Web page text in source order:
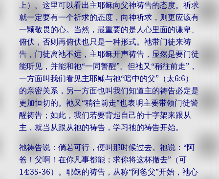
上）。这里可以看出主耶稣向父神祷告的态度。祈求
就一定要有一个祈求的态度，向神祈求，则更应该有
一颗敬畏的心。当然，最重要的是人心里面的谦卑、
俯伏，否则再俯伏也只是一种形式。祂带门徒来祷
告，门徒离祂不远，主耶稣开声祷告，显然是要门徒
能听见，并能和祂“一同警醒”。但祂又“稍往前走”，
一方面叫我们看见主耶稣与祂“暗中的父”（太6:6）
的亲密关系，另一方面也叫我们知道主的祷告必定是
更加恒切的。祂又“稍往前走”也表明主要带领门徒警
醒祷告；如此，我们若要背起自己的十字架来跟从
主，就当从跟从祂的祷告，学习祂的祷告开始。
祂祷告说：倘若可行，便叫那时候过去。祂说：“阿
爸！父啊！在你凡事都能；求你将这杯撤去”（可
14:35-36）。耶稣的祷告，从称“阿爸父”开始，祂心